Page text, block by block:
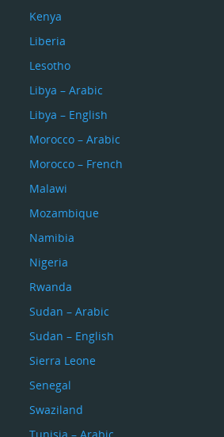
Kenya
Liberia
Lesotho
Libya – Arabic
Libya – English
Morocco – Arabic
Morocco – French
Malawi
Mozambique
Namibia
Nigeria
Rwanda
Sudan – Arabic
Sudan – English
Sierra Leone
Senegal
Swaziland